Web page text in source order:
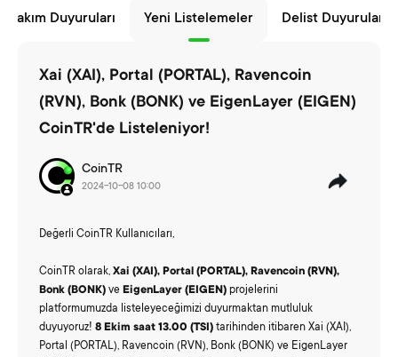
Bakım Duyuruları Yeni Listelemeler Delist Duyuruları
Xai (XAI), Portal (PORTAL), Ravencoin
(RVN), Bonk (BONK) ve EigenLayer (EIGEN)
CoinTR'de Listeleniyor!
CoinTR
2024-10-08 10:00
Değerli CoinTR Kullanıcıları,
CoinTR olarak, Xai (XAI), Portal (PORTAL), Ravencoin (RVN),
Bonk (BONK) ve EigenLayer (EIGEN) projelerini
platformumuzda listeleyeceğimizi duyurmaktan mutluluk
duyuyoruz! 8 Ekim saat 13.00 (TSI) tarihinden itibaren Xai (XAI),
Portal (PORTAL), Ravencoin (RVN), Bonk (BONK) ve EigenLayer